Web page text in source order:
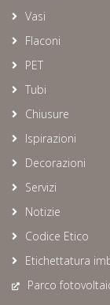
Vasi
Flaconi
PET
Tubi
Chiusure
Ispirazioni
Decorazioni
Servizi
Notizie
Codice Etico
Etichettatura
Parco